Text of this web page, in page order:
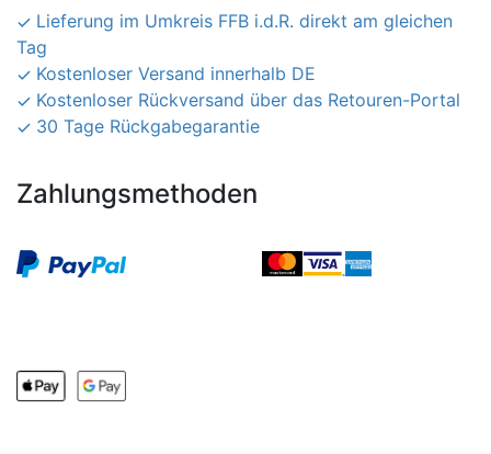
Lieferung im Umkreis FFB i.d.R. direkt am gleichen
Tag
Kostenloser Versand innerhalb DE
Kostenloser Rückversand über das Retouren-Portal
30 Tage Rückgabegarantie
Zahlungsmethoden